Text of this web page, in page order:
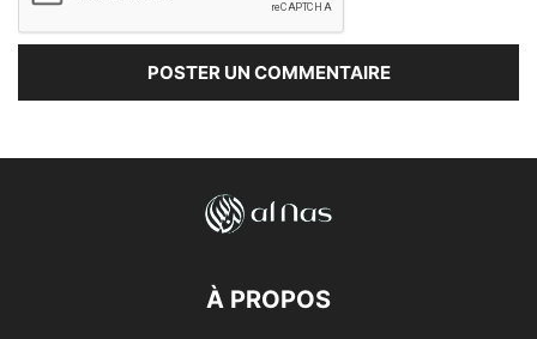
À PROPOS